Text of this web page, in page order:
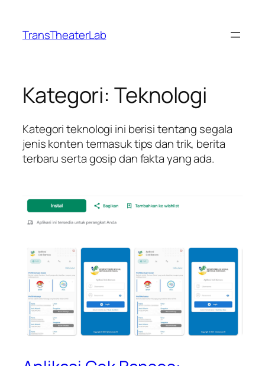
konten
TransTheaterLab
Kategori: Teknologi
Kategori teknologi ini berisi tentang segala
jenis konten termasuk tips dan trik, berita
terbaru serta gosip dan fakta yang ada.